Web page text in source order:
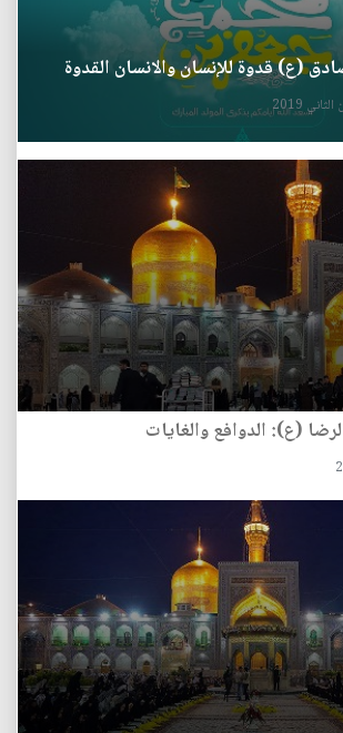
(ع) قدوة للإنسان والانسان القدوة
(ع): الدوافع والغايات